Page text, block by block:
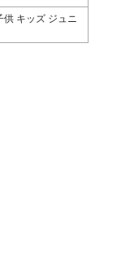
供 キッズ ジュニ